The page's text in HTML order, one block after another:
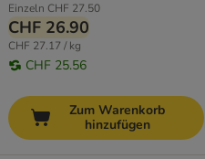
Einzeln CHF 27.50
CHF 26.90
CHF 27.17 / kg
CHF 25.56
Zum Warenkorb
hinzufügen